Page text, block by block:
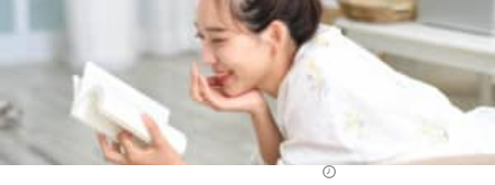
クイズ
地域
住まい 教育・育児
動物 リサーチ